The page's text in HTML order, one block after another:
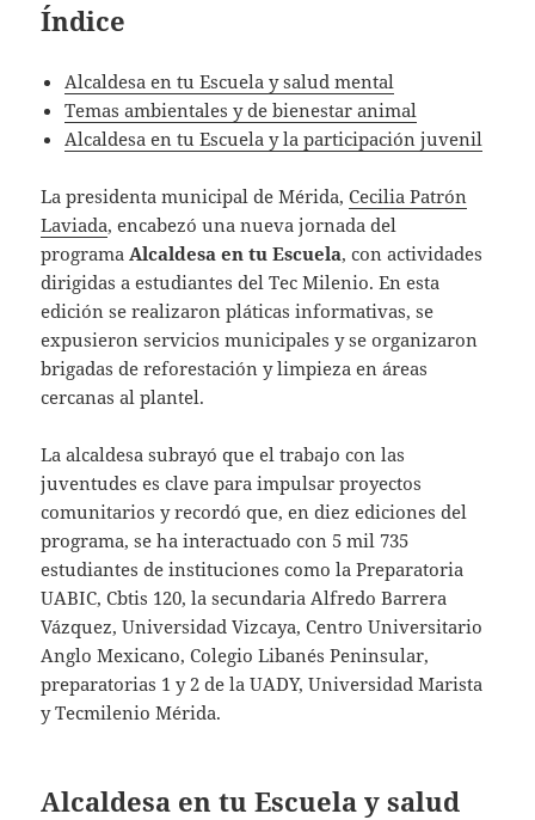
Índice
Alcaldesa en tu Escuela y salud mental
Temas ambientales y de bienestar animal
Alcaldesa en tu Escuela y la participación juvenil
La presidenta municipal de Mérida,Cecilia Patrón
Laviada, encabezó una nueva jornada del
programa Alcaldesa en tu Escuela, con actividades
dirigidas a estudiantes del Tec Milenio. En esta
edición se realizaron pláticas informativas, se
expusieron servicios municipales y se organizaron
brigadas de reforestación y limpieza en áreas
cercanas al plantel.
La alcaldesa subrayó que el trabajo con las
juventudes es clave para impulsar proyectos
comunitarios y recordó que, en diez ediciones del
programa, se ha interactuado con 5 mil 735
estudiantes de instituciones como la Preparatoria
UABIC, Cbtis 120, la secundaria Alfredo Barrera
Vázquez, Universidad Vizcaya, Centro Universitario
Anglo Mexicano, Colegio Libanés Peninsular,
preparatorias 1 y 2 de la UADY, Universidad Marista
y Tecmilenio Mérida.
Alcaldesa en tu Escuela y salud